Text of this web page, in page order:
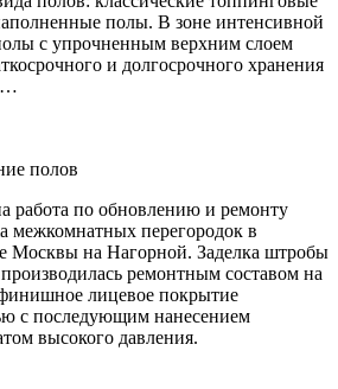
полы. В зоне интенсивной
с упрочненным верхним слоем
и долгосрочного хранения
полов
работа по обновлению и ремонту
межкомнатных перегородок в
Москвы на Нагорной. Заделка штробы
ремонтным составом на
лицевое покрытие
с последующим нанесением
высокого давления.